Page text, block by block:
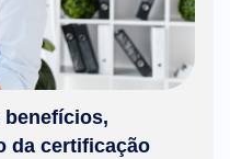
benefícios,
da certificação